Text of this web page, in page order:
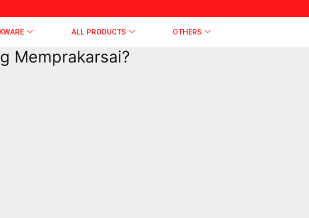
ALL PRODUCTS OTHERS
Memprakarsai?